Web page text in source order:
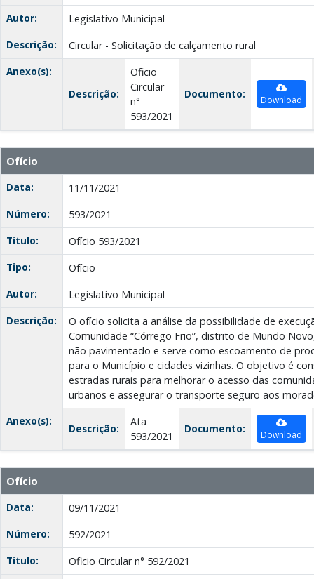
Autor:
Legislativo Municipal
Descrição:
Circular - Solicitação de calçamento rural
Anexo(s):
Descrição:
Oficio
Circular
n°
593/2021
Documento: Download
Ofício
Data:
11/11/2021
Número:
593/2021
Título:
Ofício 593/2021
Tipo:
Ofício
Autor:
Legislativo Municipal
Descrição:
O ofício solicita a análise da possibilidade de
Comunidade “Córrego Frio”, distrito de Mundo
não pavimentado e serve como escoamento de
para o Município e cidades vizinhas. O objetivo é
estradas rurais para melhorar o acesso das
urbanos e assegurar o transporte seguro aos
Anexo(s):
Descrição:
Ata
593/2021
Documento: Download
Ofício
Data:
09/11/2021
Número:
592/2021
Título:
Oficio Circular n° 592/2021